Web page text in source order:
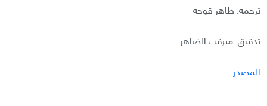
ترجمة: طاهر قوجة
تدقيق: ميرڤت الضاهر
المصدر